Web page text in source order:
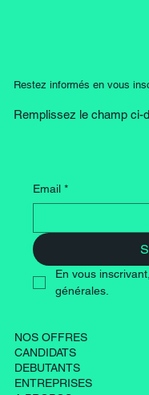
Restez informés en vous
Remplissez le champ ci-
Email *
En vous
générales.
NOS OFFRES
CANDIDATS
DEBUTANTS
ENTREPRISES